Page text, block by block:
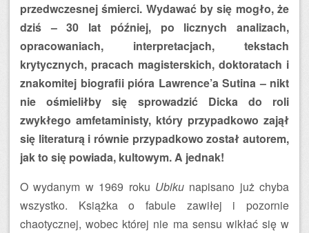
przedwczesnej śmierci. Wydawać by się mogło, że
dziś – 30 lat później, po licznych analizach,
opracowaniach, interpretacjach, tekstach
krytycznych, pracach magisterskich, doktoratach i
znakomitej biografii pióra Lawrence’a Sutina – nikt
nie ośmieliłby się sprowadzić Dicka do roli
zwykłego amfetaministy, który przypadkowo zajął
się literaturą i równie przypadkowo został autorem,
jak to się powiada, kultowym. A jednak!
O wydanym w 1969 roku Ubikunapisano już chyba
wszystko. Książka o fabule zawiłej i pozornie
chaotycznej, wobec której nie ma sensu wikłać się w